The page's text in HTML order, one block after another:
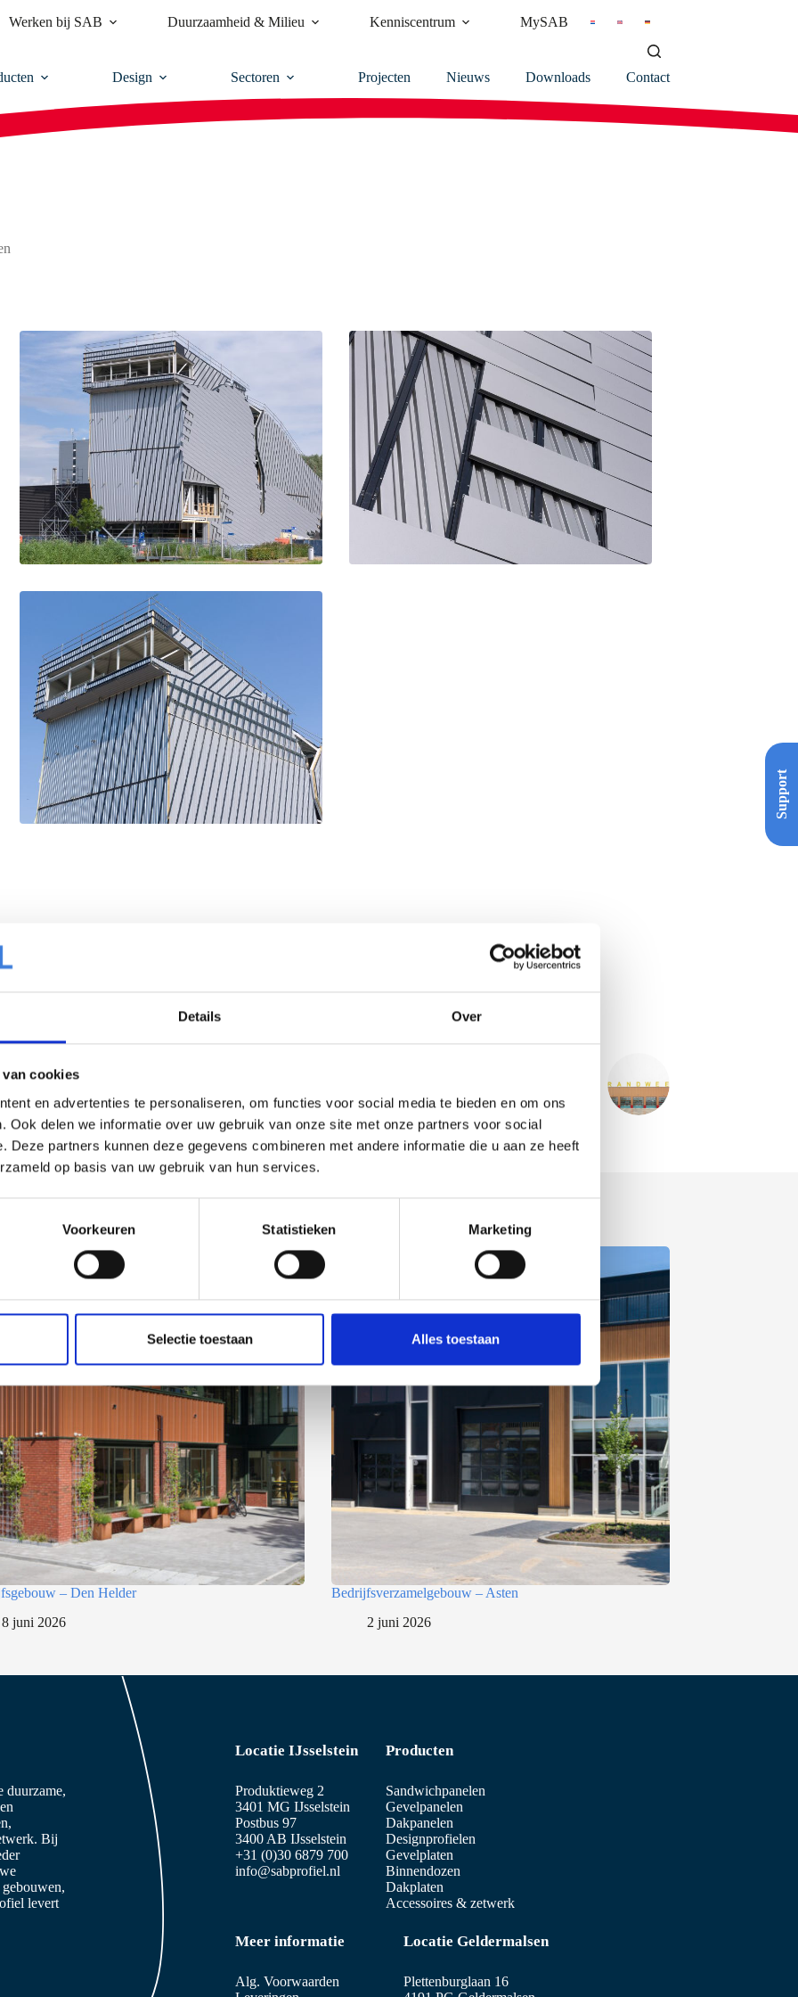
Details Over
van cookies
en advertenties te personaliseren, om functies voor social media te bieden en om ons
Ook delen we informatie over uw gebruik van onze site met onze partners voor social
Deze partners kunnen deze gegevens combineren met andere informatie die u aan ze heeft
op basis van uw gebruik van hun services.
Voorkeuren Statistieken Marketing
Selectie toestaan Alles toestaan
Werken bij SAB Duurzaamheid & Milieu Kenniscentrum MySAB
Design Sectoren Projecten Nieuws Downloads Contact
– Den Helder
8 juni 2026
Bedrijfsverzamelgebouw – Asten
2 juni 2026
Support
duurzame,
Bij
levert
Locatie IJsselstein
Produktieweg 2
3401 MG IJsselstein
Postbus 97
3400 AB IJsselstein
+31 (0)30 6879 700
info@sabprofiel.nl
Producten
Sandwichpanelen
Gevelpanelen
Dakpanelen
Designprofielen
Gevelplaten
Binnendozen
Dakplaten
Accessoires & zetwerk
Meer informatie
Alg. Voorwaarden
Locatie Geldermalsen
Plettenburglaan 16